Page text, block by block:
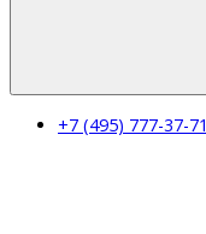
+7 (495) 777-37-71